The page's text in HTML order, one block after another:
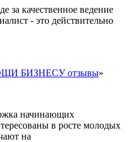
за качественное ведение
- это действительно
БИЗНЕСУ отзывы»
начинающих
в росте молодых
на